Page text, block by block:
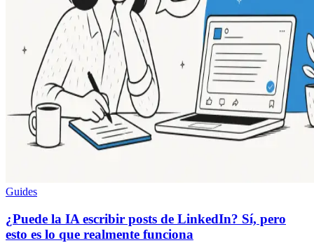
Guides
¿Puede la IA escribir posts de LinkedIn? Sí, pero
esto es lo que realmente funciona